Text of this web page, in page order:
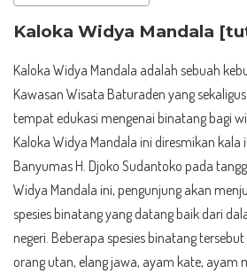
Kaloka Widya Mandala
Kaloka Widya Mandala adalah sebuah
Kawasan Wisata Baturaden yang
tempat edukasi mengenai binatang bagi
Kaloka Widya Mandala ini diresmikan kala
Banyumas H. Djoko Sudantoko pada
Widya Mandala ini, pengunjung akan
spesies binatang yang datang baik dari
negeri. Beberapa spesies binatang
orang utan, elang jawa, ayam kate, ayam